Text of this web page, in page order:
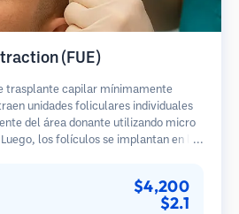
(FUE)
trasplante capilar mínimamente
unidades foliculares individuales
del área donante utilizando micro
los folículos se implantan en las
métodos de extracción de tiras.
$4,200
$2.1